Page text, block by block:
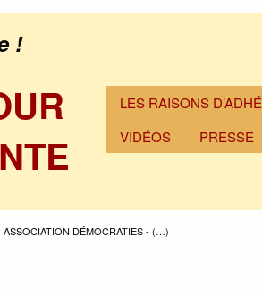
!
LES RAISONS
VIDÉOS
PRESSE
ASSOCIATION DÉMOCRATIES - (…)